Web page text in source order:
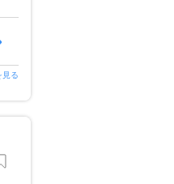
見る